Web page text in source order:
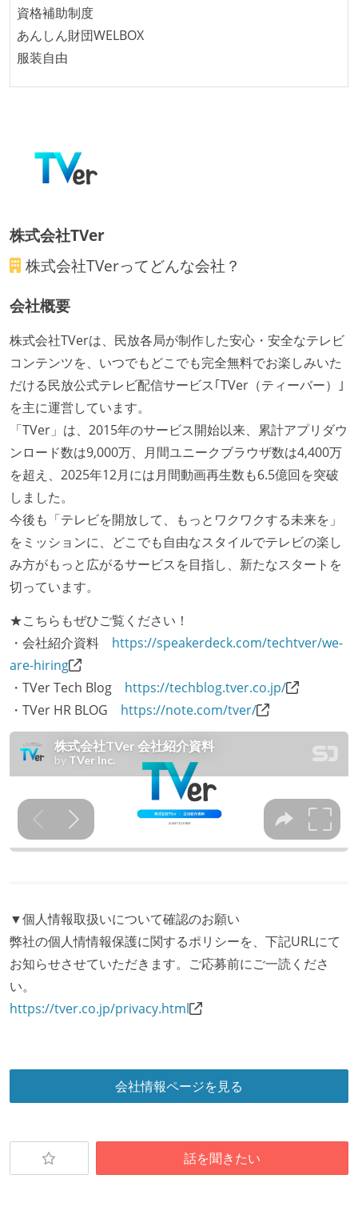
資格補助制度
あんしん財団WELBOX
服装自由
株式会社TVer
株式会社TVerってどんな会社？
会社概要
株式会社TVerは、民放各局が制作した安心・安全なテレビ
コンテンツを、いつでもどこでも完全無料でお楽しみいた
だける民放公式テレビ配信サービス｢TVer（ティーバー）｣
を主に運営しています。
「TVer」は、2015年のサービス開始以来、累計アプリダウ
ンロード数は9,000万、月間ユニークブラウザ数は4,400万
を超え、2025年12月には月間動画再生数も6.5億回を突破
しました。
今後も「テレビを開放して、もっとワクワクする未来を」
をミッションに、どこでも自由なスタイルでテレビの楽し
み方がもっと広がるサービスを目指し、新たなスタートを
切っています。
★こちらもぜひご覧ください！
・会社紹介資料 https://speakerdeck.com/techtver/we-
are-hiring
・TVer Tech Blog https://techblog.tver.co.jp/
・TVer HR BLOG https://note.com/tver/
▼個人情報取扱いについて確認のお願い
弊社の個人情情報保護に関するポリシーを、下記URLにて
お知らせさせていただきます。ご応募前にご一読くださ
い。
https://tver.co.jp/privacy.html
会社情報ページを見る
話を聞きたい